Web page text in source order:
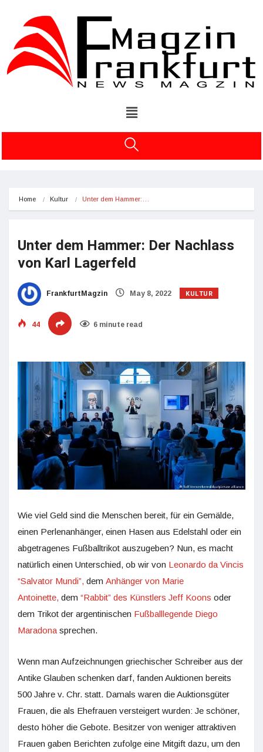
Home Kultur Unter dem Hammer:…
Unter dem Hammer: Der Nachlass
von Karl Lagerfeld
FrankfurtMagzin May 8, 2022 KULTUR
44 6 minute read
Wie viel Geld sind die Menschen bereit, für ein Gemälde,
einen Perlenanhänger, einen Hasen aus Edelstahl oder ein
abgetragenes Fußballtrikot auszugeben? Nun, es macht
natürlich einen Unterschied, ob wir von Leonardo da Vincis
“Salvator Mundi”, dem Anhänger von Marie
Antoinette, dem “Rabbit” des Künstlers Jeff Koons oder
dem Trikot der argentinischen Fußballlegende Diego
Maradona sprechen.
Wenn man Aufzeichnungen griechischer Schreiber aus der
Antike Glauben schenken darf, fanden Auktionen bereits
500 Jahre v. Chr. statt. Damals waren die Auktionsgüter
Frauen, die als Ehefrauen versteigert wurden: Je schöner,
desto höher die Gebote. Besitzer von weniger attraktiven
Frauen gaben Berichten zufolge eine Mitgift dazu, um den